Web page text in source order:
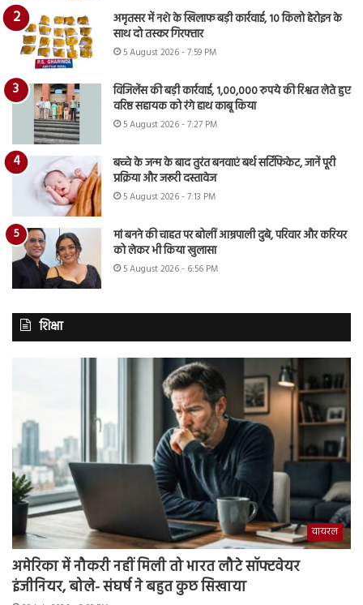
अमृतसर में नशे के खिलाफ बड़ी कार्रवाई, 10 किलो हेरोइन के
साथ दो तस्कर गिरफ्तार
5 August 2026 - 7:59 PM
विजिलेंस की बड़ी कार्रवाई, 1,00,000 रुपये की रिश्वत लेते हुए
वरिष्ठ सहायक को रंगे हाथ काबू किया
5 August 2026 - 7:27 PM
बच्चे के जन्म के बाद तुरंत बनवाएं बर्थ सर्टिफिकेट, जानें पूरी
प्रक्रिया और जरूरी दस्तावेज
5 August 2026 - 7:13 PM
मां बनने की चाहत पर बोलीं आम्रपाली दुबे, परिवार और करियर
को लेकर भी किया खुलासा
5 August 2026 - 6:56 PM
शिक्षा
वायरल
अमेरिका में नौकरी नहीं मिली तो भारत लौटे सॉफ्टवेयर
इंजीनियर, बोले- संघर्ष ने बहुत कुछ सिखाया